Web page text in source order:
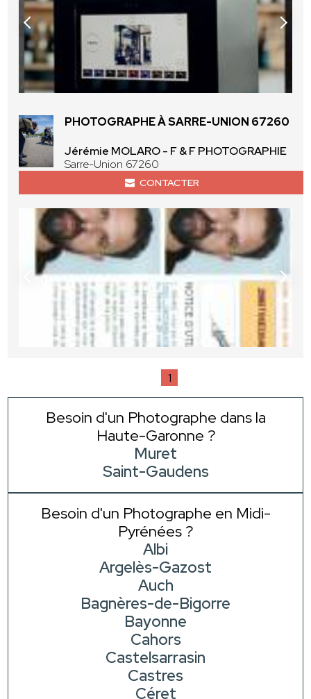
PHOTOGRAPHE À SARRE-UNION 67260
Jérémie MOLARO - F & F PHOTOGRAPHIE
Sarre-Union 67260
CONTACTER
1
Besoin d'un Photographe dans la
Haute-Garonne ?
Muret
Saint-Gaudens
Besoin d'un Photographe en Midi-
Pyrénées ?
Albi
Argelès-Gazost
Auch
Bagnères-de-Bigorre
Bayonne
Cahors
Castelsarrasin
Castres
Céret